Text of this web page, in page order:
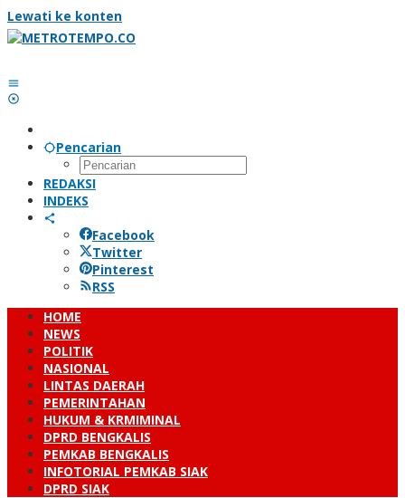
Lewati ke konten
Pencarian
REDAKSI
INDEKS
Facebook
Twitter
Pinterest
RSS
HOME
NEWS
POLITIK
NASIONAL
LINTAS DAERAH
PEMERINTAHAN
HUKUM & KRMIMINAL
DPRD BENGKALIS
PEMKAB BENGKALIS
INFOTORIAL PEMKAB SIAK
DPRD SIAK